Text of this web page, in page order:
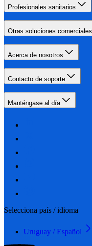
Profesionales sanitarios
Otras soluciones comerciales
Acerca de nosotros
Contacto de soporte
Manténgase al día
Selecciona país / idioma
Uruguay / Español